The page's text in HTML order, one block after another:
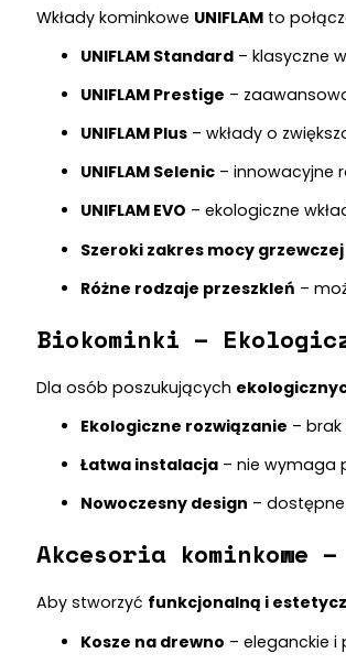
Wkłady kominkowe UNIFLAMto
UNIFLAM Standard– klasyczne
UNIFLAM Prestige –
UNIFLAM Plus– wkłady o
UNIFLAM Selenic– innowacyjne
UNIFLAM EVO – ekologiczne
Szeroki zakres mocy grzewczej
Różne rodzaje przeszkleń –
Biokominki –
Dla osób poszukujących
Ekologiczne rozwiązanie –
Łatwa instalacja– nie wymaga
Nowoczesny design –
Akcesoria kominkowe –
Aby stworzyć funkcjonalną i
Kosze na drewno – eleganckie i